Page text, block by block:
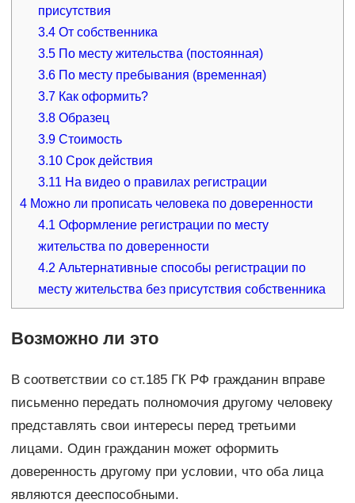
присутствия
3.4 От собственника
3.5 По месту жительства (постоянная)
3.6 По месту пребывания (временная)
3.7 Как оформить?
3.8 Образец
3.9 Стоимость
3.10 Срок действия
3.11 На видео о правилах регистрации
4Можно ли прописать человека по доверенности
4.1 Оформление регистрации по месту
жительства по доверенности
4.2 Альтернативные способы регистрации по
месту жительства без присутствия собственника
Возможно ли это
В соответствии со ст.185 ГК РФ гражданин вправе
письменно передать полномочия другому человеку
представлять свои интересы перед третьими
лицами. Один гражданин может оформить
доверенность другому при условии, что оба лица
являются дееспособными.